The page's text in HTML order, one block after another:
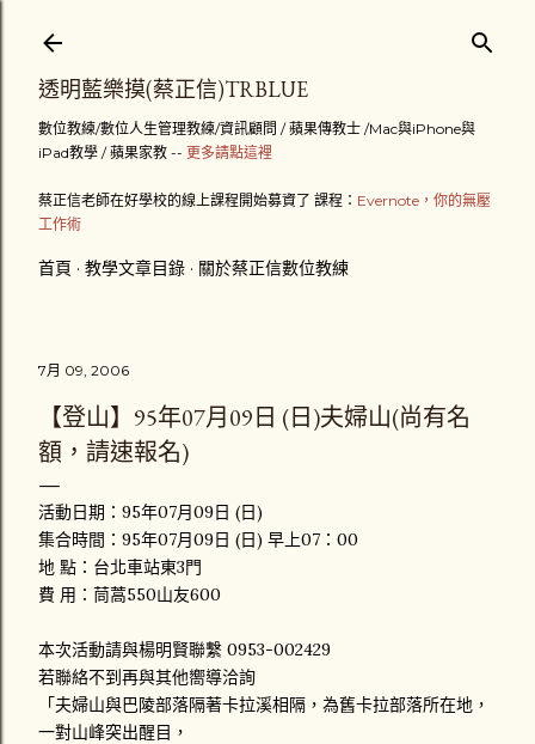
透明藍樂摸(蔡正信)TRBLUE
數位教練/數位人生管理教練/資訊顧問 / 蘋果傳教士 /Mac與iPhone與
iPad教學 / 蘋果家教 -- 更多請點這裡
蔡正信老師在好學校的線上課程開始募資了 課程： Evernote，你的無壓
工作術
首頁 教學文章目錄 關於蔡正信數位教練
7月 09, 2006
【登山】95年07月09日 (日)夫婦山(尚有名
額，請速報名)
活動日期：95年07月09日 (日)
集合時間：95年07月09日 (日) 早上07：00
地 點：台北車站東3門
費 用：茼蒿550山友600
本次活動請與楊明賢聯繫 0953-002429
若聯絡不到再與其他嚮導洽詢
「夫婦山與巴陵部落隔著卡拉溪相隔，為舊卡拉部落所在地，
一對山峰突出醒目，